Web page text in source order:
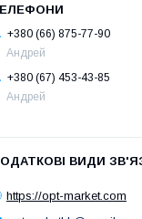
+380 (66) 875-77-90
Андрей
+380 (67) 453-43-85
Андрей
https://opt-market.com